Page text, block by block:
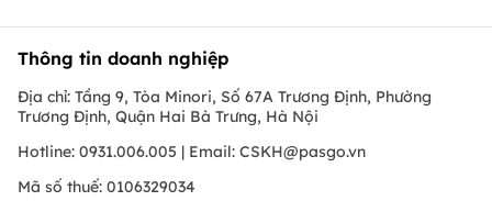
Thông tin doanh nghiệp
Địa chỉ: Tầng 9, Tòa Minori, Số 67A Trương Định, Phường
Trương Định, Quận Hai Bà Trưng, Hà Nội
Hotline: 0931.006.005 | Email: CSKH@pasgo.vn
Mã số thuế: 0106329034